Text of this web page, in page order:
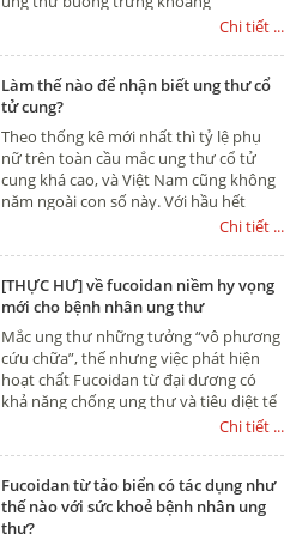
4,6/100.000 phụ nữ. Bệnh có thể xảy ra
Chi tiết ...
Làm thế nào để nhận biết ung thư cổ
tử cung?
Theo thống kê mới nhất thì tỷ lệ phụ
nữ trên toàn cầu mắc ung thư cổ tử
cung khá cao, và Việt Nam cũng không
năm ngoài con số này. Với hầu hết
bệnh nhân ung thư cổ tử cung, những
của bệnh. Ở giai đoạn đầu của căn
bệnh này, hầu như không có triệu
chứng. Vậy làm thế nào để phát hiện
mình bị ung thư cổ tử cung sớm để có
liệu pháp điều trị thích hợp? Hãy cùng
chúng tôi tìm hiểu về vấn đề này nhé
Chi tiết ...
[THỰC HƯ] về fucoidan niềm hy vọng
mới cho bệnh nhân ung thư
Mắc ung thư những tưởng “vô phương
cứu chữa”, thế nhưng việc phát hiện
hoạt chất Fucoidan từ đại dương có
khả năng chống ung thư và tiêu diệt tế
bào ung thư cực mạnh là tia hy vọng
thư như thế nào, mời bạn đọc cùng tìm
hiểu qua bài viết sau đây nhé
Chi tiết ...
Fucoidan từ tảo biển có tác dụng như
thế nào với sức khoẻ bệnh nhân ung
thư?